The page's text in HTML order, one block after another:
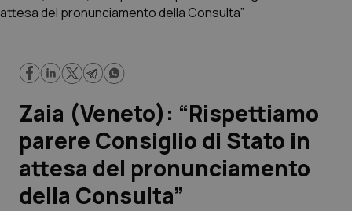
Governo e Parlamento
Regioni e Asl
Lavoro e Professioni
Zaia (Veneto): “Rispettiamo
parere Consiglio di Stato in
attesa del pronunciamento
della Consulta”